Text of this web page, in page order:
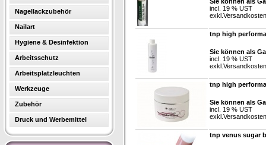
Nagellackzubehör
Nailart
Hygiene & Desinfektion
Arbeitsschutz
Arbeitsplatzleuchten
Werkzeuge
Zubehör
Druck und Werbemittel
incl. 19 % UST
exkl. Versandkosten
tnp high
Sie können als
incl. 19 % UST
exkl. Versandkosten
tnp high
Sie können als
incl. 19 % UST
exkl. Versandkosten
tnp venus sugar